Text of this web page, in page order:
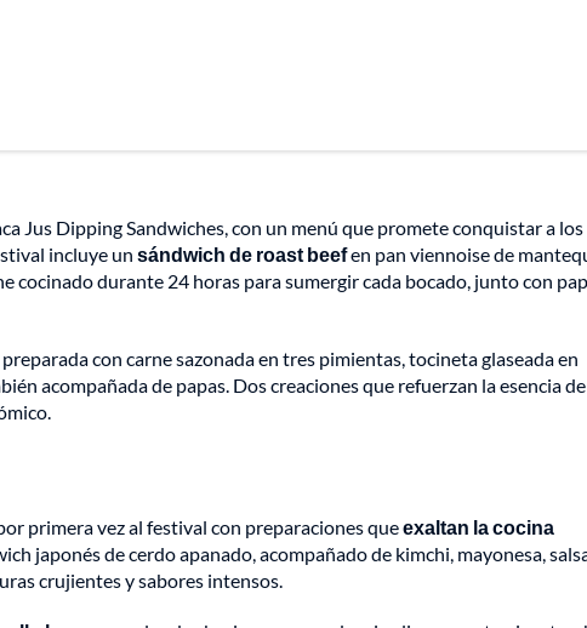
Jus Dipping Sandwiches, con un menú que promete conquistar a los
incluye un sándwich de roast beefen pan viennoise de
cocinado durante 24 horas para sumergir cada bocado, junto con
con carne sazonada en tres pimientas, tocineta glaseada en
acompañada de papas. Dos creaciones que refuerzan la esencia
primera vez al festival con preparaciones queexaltan la cocina
japonés de cerdo apanado, acompañado de kimchi, mayonesa,
crujientes y sabores intensos.